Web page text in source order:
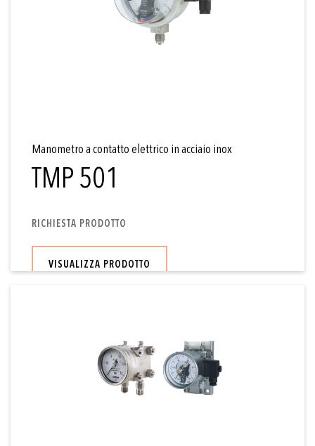
Manometro a contatto elettrico in acciaio inox
TMP 501
RICHIESTA PRODOTTO
VISUALIZZA PRODOTTO